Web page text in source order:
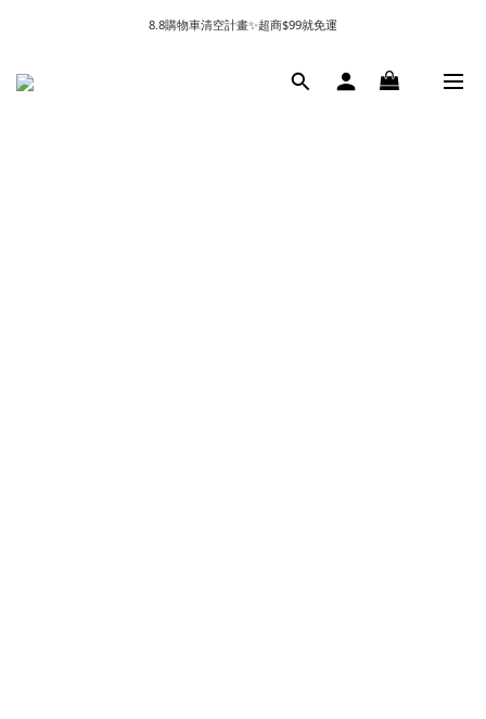
8.8購物車清空計畫✨超商$99就免運